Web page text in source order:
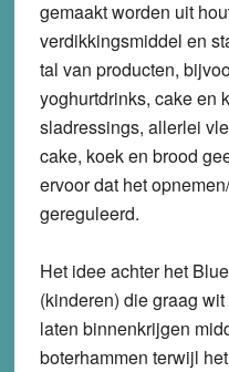
gemaakt worden uit
verdikkingsmiddel en
tal van producten,
yoghurtdrinks, cake en
sladressings, allerlei
cake, koek en brood
ervoor dat het
gereguleerd.
Het idee achter het
(kinderen) die graag
laten binnenkrijgen
boterhammen terwijl